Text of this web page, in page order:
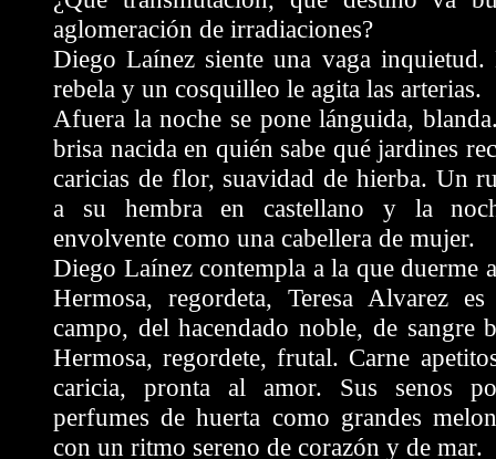
aglomeración de irradiaciones?
Diego Laínez siente una vaga inquietud.
rebela y un cosquilleo le agita las arterias.
Afuera la noche se pone lánguida,
brisa nacida en quién sabe qué jardines
caricias de flor, suavidad de hierba. Un
a su hembra en castellano y la
envolvente como una cabellera de mujer.
Diego Laínez contempla a la que duerme
Hermosa, regordeta, Teresa Alvarez
campo, del hacendado noble, de sangre
Hermosa, regordete, frutal. Carne
caricia, pronta al amor. Sus senos
perfumes de huerta como grandes
con un ritmo sereno de corazón y de mar.